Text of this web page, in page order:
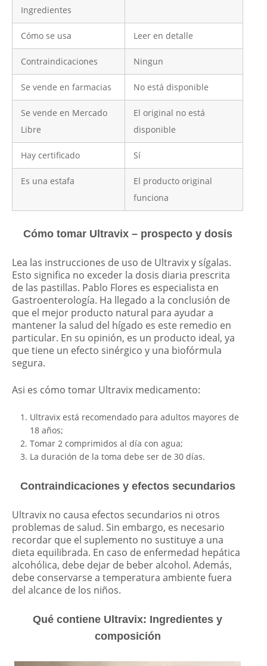
Ingredientes
Cómo se usa Leer en detalle
Contraindicaciones Ningun
Se vende en farmacias No está disponible
Se vende en Mercado
Libre
El original no está
disponible
Hay certificado Sí
Es una estafa
El producto original
funciona
Cómo tomar Ultravix – prospecto y dosis
Lea las instrucciones de uso de Ultravix y sígalas.
Esto significa no exceder la dosis diaria prescrita
de las pastillas. Pablo Flores es especialista en
Gastroenterología. Ha llegado a la conclusión de
que el mejor producto natural para ayudar a
mantener la salud del hígado es este remedio en
particular. En su opinión, es un producto ideal, ya
que tiene un efecto sinérgico y una biofórmula
segura.
Asi es cómo tomar Ultravix medicamento:
Ultravix está recomendado para adultos mayores de
18 años;
Tomar 2 comprimidos al día con agua;
La duración de la toma debe ser de 30 días.
Contraindicaciones y efectos secundarios
Ultravix no causa efectos secundarios ni otros
problemas de salud. Sin embargo, es necesario
recordar que el suplemento no sustituye a una
dieta equilibrada. En caso de enfermedad hepática
alcohólica, debe dejar de beber alcohol. Además,
debe conservarse a temperatura ambiente fuera
del alcance de los niños.
Qué contiene Ultravix: Ingredientes y
composición